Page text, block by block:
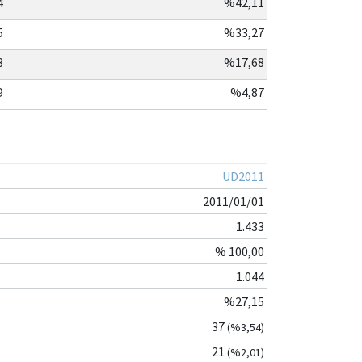
%33,27
%17,68
%4,87
UD2011
2011/01/01
1.433
% 100,00
1.044
%27,15
37(%3,54)
21 (%2,01)